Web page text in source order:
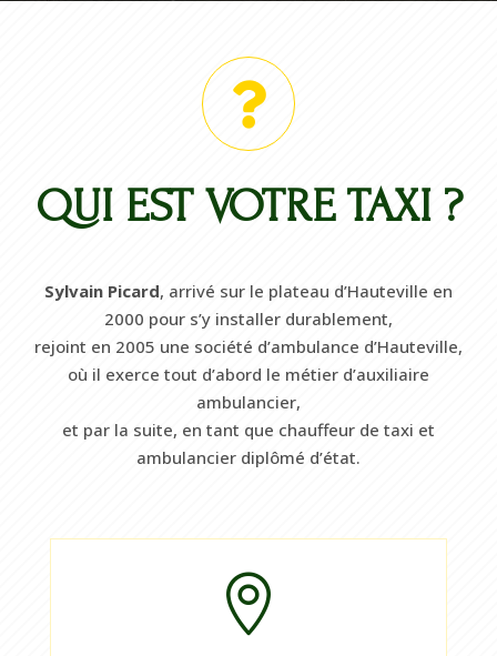

QUI EST VOTRE TAXI ?
Sylvain Picard, arrivé sur le plateau d’Hauteville en
2000 pour s’y installer durablement,
rejoint en 2005 une société d’ambulance d’Hauteville,
où il exerce tout d’abord le métier d’auxiliaire
ambulancier,
et par la suite, en tant que chauffeur de taxi et
ambulancier diplômé d’état.
